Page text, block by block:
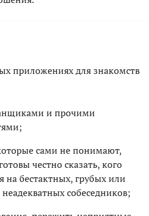
приложениях для знакомств
и прочими
сами не понимают,
честно сказать, кого
на бестактных, грубых или
собеседников;